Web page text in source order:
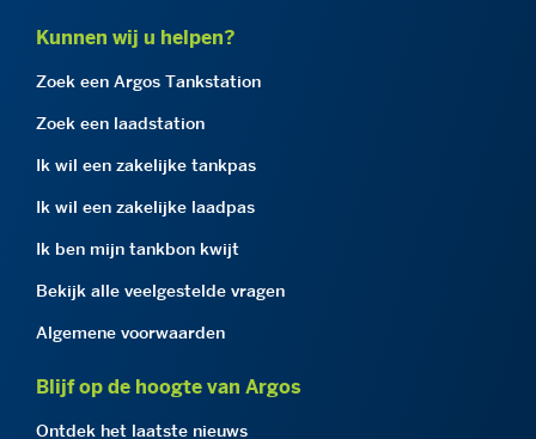
Kunnen wij u helpen?
Zoek een Argos Tankstation
Zoek een laadstation
Ik wil een zakelijke tankpas
Ik wil een zakelijke laadpas
Ik ben mijn tankbon kwijt
Bekijk alle veelgestelde vragen
Algemene voorwaarden
Blijf op de hoogte van Argos
Ontdek het laatste nieuws